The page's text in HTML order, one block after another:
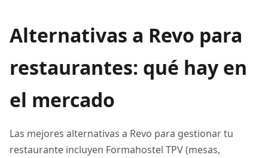
Alternativas a Revo para
restaurantes: qué hay en
el mercado
Las mejores alternativas a Revo para gestionar tu
restaurante incluyen Formahostel TPV (mesas,